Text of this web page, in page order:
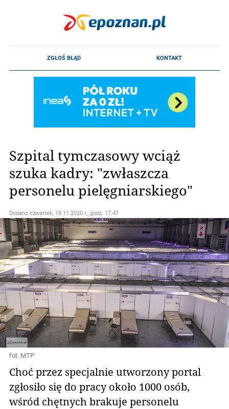
Szpital tymczasowy wciąż
szuka kadry: "zwłaszcza
personelu pielęgniarskiego"
Dodano czwartek, 19.11.2020 r., godz. 17.47
fot. MTP
Choć przez specjalnie utworzony portal
zgłosiło się do pracy około 1000 osób,
wśród chętnych brakuje personelu